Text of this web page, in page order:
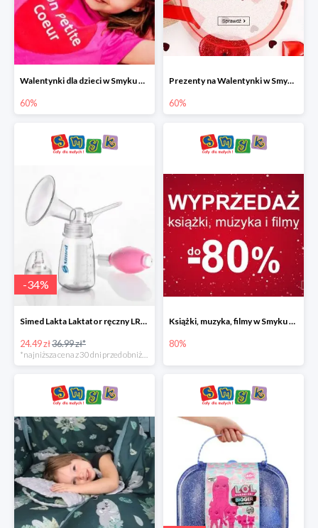
Walentynki dla dzieci w Smyku do -60%
60%
Prezenty na Walentynki w Smyku do -60%
60%
-34%
Simed Lakta Laktator ręczny LR-8 -34%
24.49 zł36.99 zł*
*najniższa cena z 30 dni przed obniżką
Książki, muzyka, filmy w Smyku do -80%
80%